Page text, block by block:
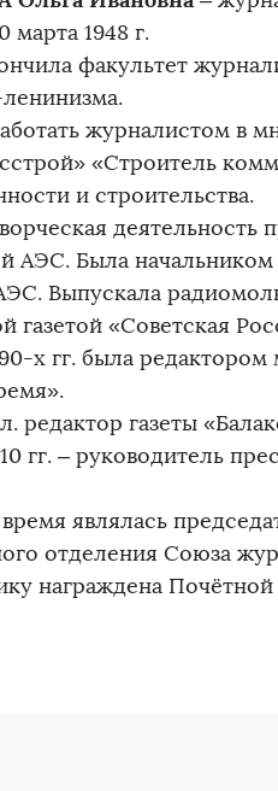
марта 1948 г.
факультет
журналистом в
«Строитель
и строительства.
деятельность
АЭС. Была
Выпускала
газетой «Советская
х гг. была
редактор газеты
гг. – руководитель
являлась
отделения Союза
награждена